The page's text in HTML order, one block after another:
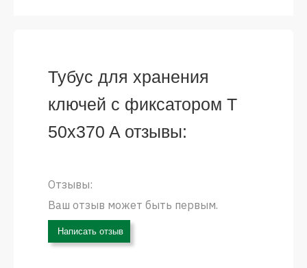
Тубус для хранения
ключей с фиксатором Т
50x370 A отзывы:
Отзывы:
Ваш отзыв может быть первым.
Написать отзыв